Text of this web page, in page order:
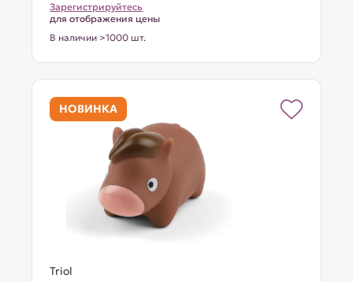
Зарегистрируйтесь
для отображения цены
В наличии >1000 шт.
НОВИНКА
Triol